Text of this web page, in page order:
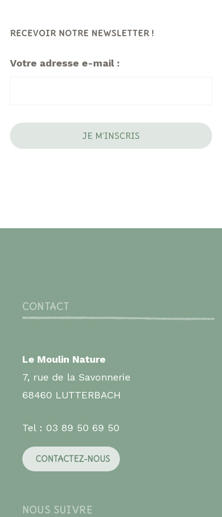
RECEVOIR NOTRE NEWSLETTER !
Votre adresse e-mail :
CONTACT
Le Moulin Nature
7, rue de la Savonnerie
68460 LUTTERBACH
Tel : 03 89 50 69 50
CONTACTEZ-NOUS
NOUS SUIVRE